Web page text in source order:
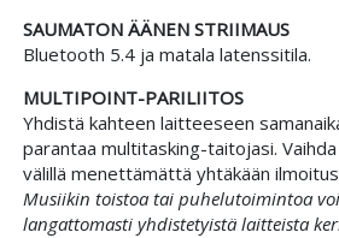
SAUMATON ÄÄNEN STRIIMAUS
Bluetooth 5.4 ja matala latenssitila.
MULTIPOINT-PARILIITOS
Yhdistä kahteen laitteeseen
parantaa multitasking-taitojasi.
välillä menettämättä yhtäkään
Musiikin toistoa tai puhelutoimintoa
langattomasti yhdistetyistä laitteista